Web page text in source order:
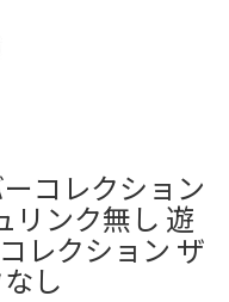
コレクション
リンク無し 遊
レクション ザ
し